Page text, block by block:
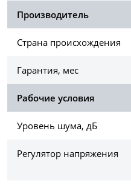
Производитель
Страна происхождения
Гарантия, мес
Рабочие условия
Уровень шума, дБ
Регулятор напряжения